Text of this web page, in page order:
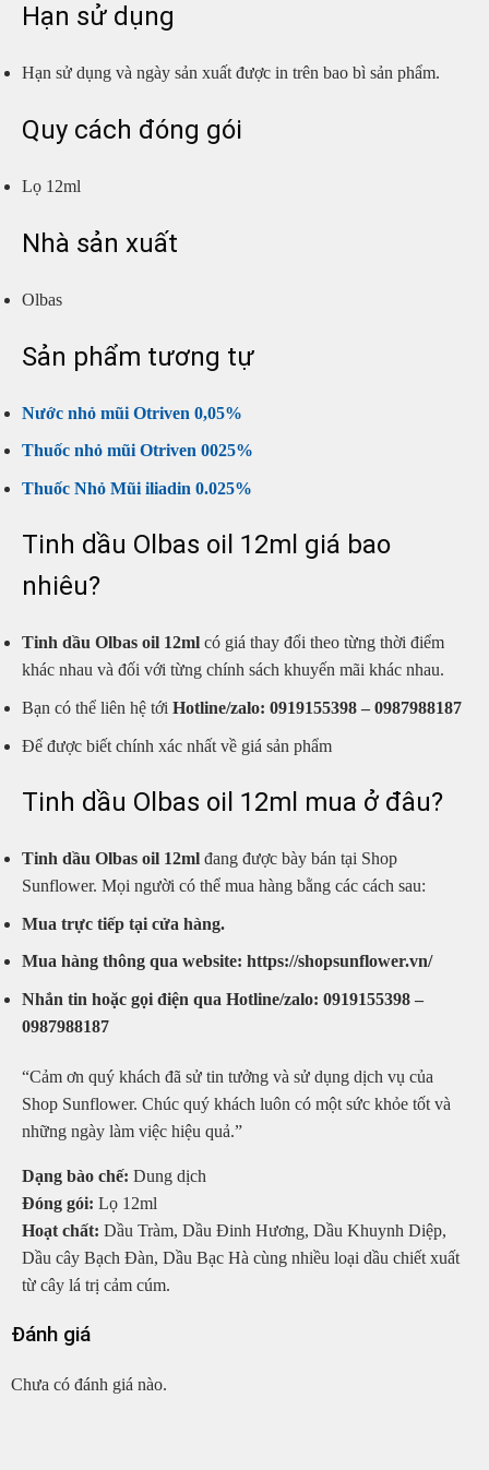
Hạn sử dụng
Hạn sử dụng và ngày sản xuất được in trên bao bì sản phẩm.
Quy cách đóng gói
Lọ 12ml
Nhà sản xuất
Olbas
Sản phẩm tương tự
Nước nhỏ mũi Otriven 0,05%
Thuốc nhỏ mũi Otriven 0025%
Thuốc Nhỏ Mũi iliadin 0.025%
Tinh dầu Olbas oil 12ml giá bao
nhiêu?
Tinh dầu Olbas oil 12ml có giá thay đổi theo từng thời điểm
khác nhau và đối với từng chính sách khuyến mãi khác nhau.
Bạn có thể liên hệ tới Hotline/zalo: 0919155398 – 0987988187
Để được biết chính xác nhất về giá sản phẩm
Tinh dầu Olbas oil 12ml mua ở đâu?
Tinh dầu Olbas oil 12ml đang được bày bán tại Shop
Sunflower. Mọi người có thể mua hàng bằng các cách sau:
Mua trực tiếp tại cửa hàng.
Mua hàng thông qua website: https://shopsunflower.vn/
Nhắn tin hoặc gọi điện qua Hotline/zalo: 0919155398 –
0987988187
“Cảm ơn quý khách đã sử tin tưởng và sử dụng dịch vụ của
Shop Sunflower. Chúc quý khách luôn có một sức khỏe tốt và
những ngày làm việc hiệu quả.”
Dạng bào chế: Dung dịch
Đóng gói: Lọ 12ml
Hoạt chất: Dầu Tràm, Dầu Đinh Hương, Dầu Khuynh Diệp,
Dầu cây Bạch Đàn, Dầu Bạc Hà cùng nhiều loại dầu chiết xuất
từ cây lá trị cảm cúm.
Đánh giá
Chưa có đánh giá nào.